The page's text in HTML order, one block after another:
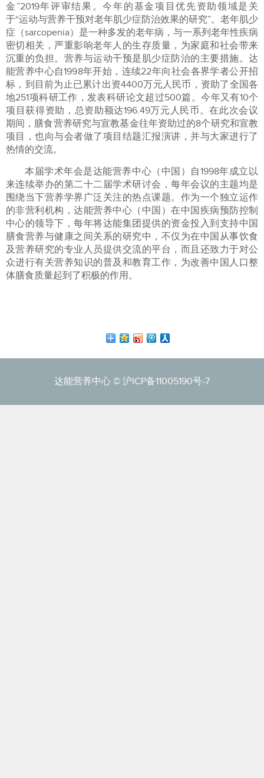
金”2019年评审结果。今年的基金项目优先资助领域是关
于“运动与营养干预对老年肌少症防治效果的研究”。老年肌少
症（sarcopenia）是一种多发的老年病，与一系列老年性疾病
密切相关，严重影响老年人的生存质量，为家庭和社会带来
沉重的负担。营养与运动干预是肌少症防治的主要措施。达
能营养中心自1998年开始，连续22年向社会各界学者公开招
标，到目前为止已累计出资4400万元人民币，资助了全国各
地251项科研工作，发表科研论文超过500篇。今年又有10个
项目获得资助，总资助额达196.49万元人民币。在此次会议
期间，膳食营养研究与宣教基金往年资助过的8个研究和宣教
项目，也向与会者做了项目结题汇报演讲，并与大家进行了
热情的交流。
本届学术年会是达能营养中心（中国）自1998年成立以
来连续举办的第二十二届学术研讨会，每年会议的主题均是
围绕当下营养学界广泛关注的热点课题。作为一个独立运作
的非营利机构，达能营养中心（中国）在中国疾病预防控制
中心的领导下，每年将达能集团提供的资金投入到支持中国
膳食营养与健康之间关系的研究中，不仅为在中国从事饮食
及营养研究的专业人员提供交流的平台，而且还致力于对公
众进行有关营养知识的普及和教育工作，为改善中国人口整
体膳食质量起到了积极的作用。
达能营养中心 © 沪ICP备11005190号-7